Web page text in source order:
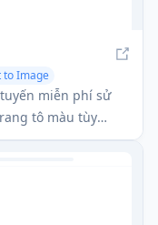
to Image
miễn phí sử
tô màu tùy